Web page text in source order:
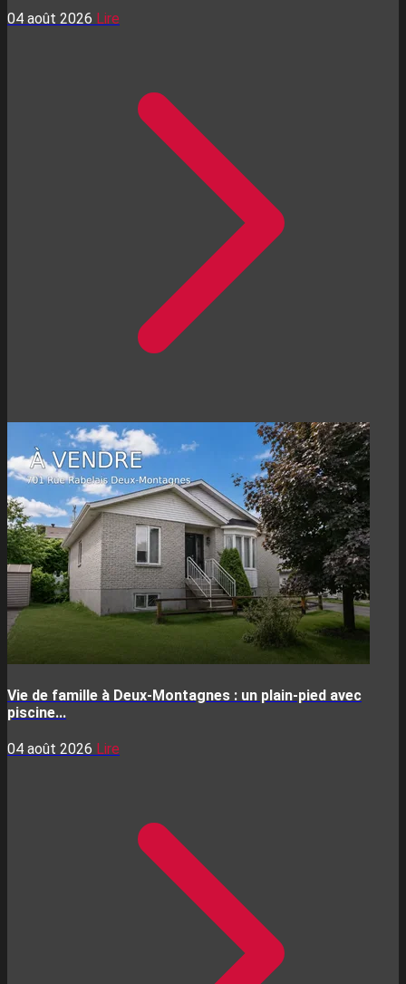
04 août 2026 Lire
Vie de famille à Deux-Montagnes : un plain-pied avec
piscine...
04 août 2026 Lire